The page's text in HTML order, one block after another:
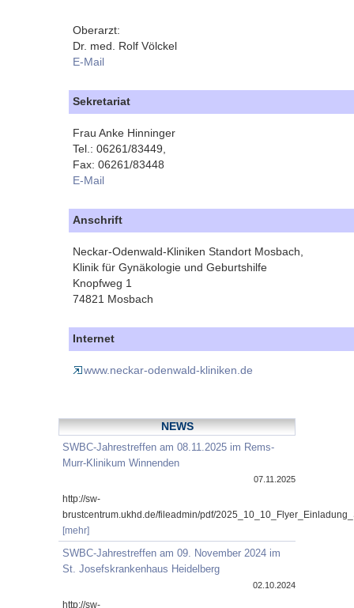
Oberarzt:
Dr. med. Rolf Völckel
E-Mail
Sekretariat
Frau Anke Hinninger
Tel.: 06261/83449,
Fax: 06261/83448
E-Mail
Anschrift
Neckar-Odenwald-Kliniken Standort Mosbach,
Klinik für Gynäkologie und Geburtshilfe
Knopfweg 1
74821 Mosbach
Internet
www.neckar-odenwald-kliniken.de
NEWS
SWBC-Jahrestreffen am 08.11.2025 im Rems-
Murr-Klinikum Winnenden
07.11.2025
http://sw-
brustcentrum.ukhd.de/fileadmin/pdf/
[mehr]
SWBC-Jahrestreffen am 09. November 2024 im
St. Josefskrankenhaus Heidelberg
02.10.2024
http://sw-